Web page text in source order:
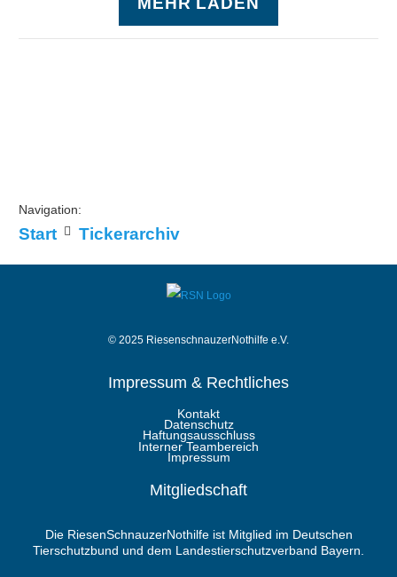
Navigation:
Start Tickerarchiv
© 2025 RiesenschnauzerNothilfe e.V.
Impressum & Rechtliches
Kontakt
Datenschutz
Haftungsausschluss
Interner Teambereich
Impressum
Mitgliedschaft
Die RiesenSchnauzerNothilfe ist Mitglied im Deutschen
Tierschutzbund und dem Landestierschutzverband Bayern.